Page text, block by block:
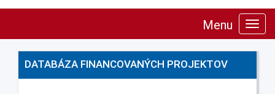
Menu
DATABÁZA FINANCOVANÝCH PROJEKTOV